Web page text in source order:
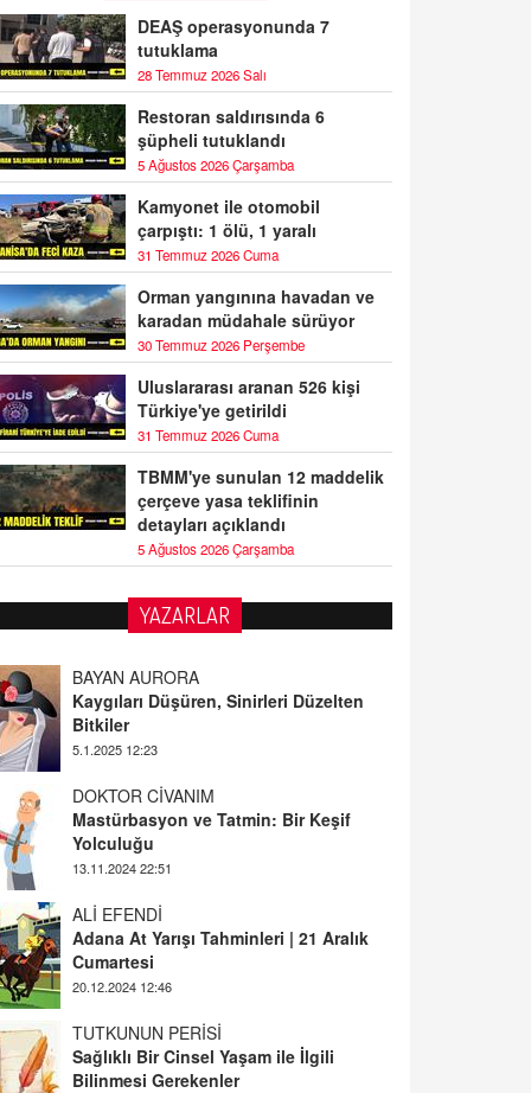
DEAŞ operasyonunda 7
tutuklama
28 Temmuz 2026 Salı
Restoran saldırısında 6
şüpheli tutuklandı
5 Ağustos 2026 Çarşamba
Kamyonet ile otomobil
çarpıştı: 1 ölü, 1 yaralı
31 Temmuz 2026 Cuma
Orman yangınına havadan ve
karadan müdahale sürüyor
30 Temmuz 2026 Perşembe
Uluslararası aranan 526 kişi
Türkiye'ye getirildi
31 Temmuz 2026 Cuma
TBMM'ye sunulan 12 maddelik
çerçeve yasa teklifinin
detayları açıklandı
5 Ağustos 2026 Çarşamba
YAZARLAR
BAYAN AURORA
Kaygıları Düşüren, Sinirleri Düzelten
Bitkiler
5.1.2025 12:23
DOKTOR CİVANIM
Mastürbasyon ve Tatmin: Bir Keşif
Yolculuğu
13.11.2024 22:51
ALİ EFENDİ
Adana At Yarışı Tahminleri | 21 Aralık
Cumartesi
20.12.2024 12:46
TUTKUNUN PERİSİ
Sağlıklı Bir Cinsel Yaşam ile İlgili
Bilinmesi Gerekenler